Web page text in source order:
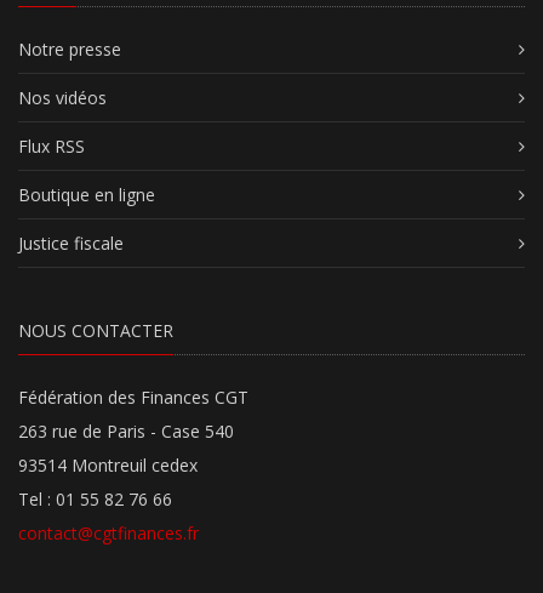
Notre presse
Nos vidéos
Flux RSS
Boutique en ligne
Justice fiscale
NOUS CONTACTER
Fédération des Finances CGT
263 rue de Paris - Case 540
93514 Montreuil cedex
Tel : 01 55 82 76 66
contact@cgtfinances.fr